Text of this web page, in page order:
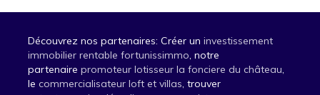
Découvrez nos partenaires: Créer un investissement
immobilier rentable fortunissimmo, notre
partenaire promoteur lotisseur la fonciere du château,
le commercialisateur loft et villas, trouver